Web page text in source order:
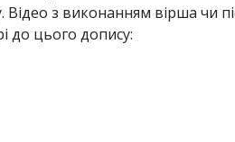
з виконанням вірша чи
до цього допису: